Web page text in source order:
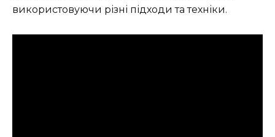
використовуючи різні підходи та техніки.